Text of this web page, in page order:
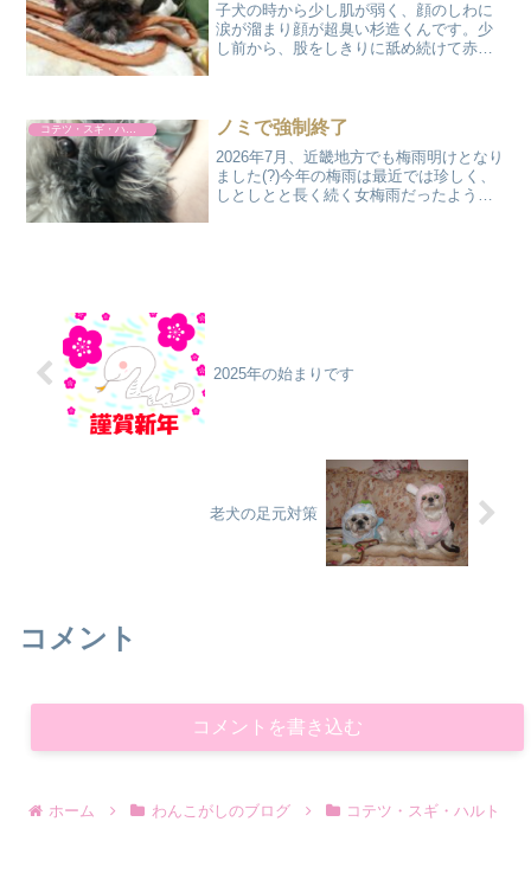
子犬の時から少し肌が弱く、顔のしわに
涙が溜まり顔が超臭い杉造くんです。少
し前から、股をしきりに舐め続けて赤く
ほど前には、市販薬もあ...
ノミで強制終了
2026年7月、近畿地方でも梅雨明けとなり
ました(?)今年の梅雨は最近では珍しく、
しとしとと長く続く女梅雨だったように
2025年の始まりです
老犬の足元対策
コメント
コメントを書き込む
ホーム わんこがしのブログ コテツ・スギ・ハルト